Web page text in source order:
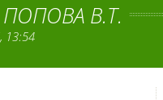
В.Т.
13:54